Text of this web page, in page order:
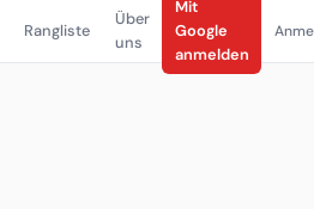
Rangliste
Über
uns
Mit
Google
anmelden